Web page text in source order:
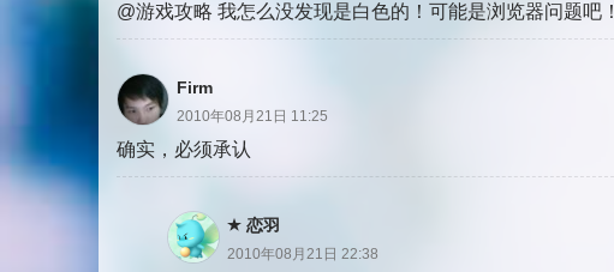
@游戏攻略 我怎么没发现是白色的！可能是浏览器问题吧！
Firm
2010年08月21日 11:25
确实，必须承认
恋羽
2010年08月21日 22:38